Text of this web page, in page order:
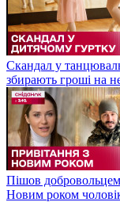
Скандал у
збирають гроші на
Пішов
Новим роком